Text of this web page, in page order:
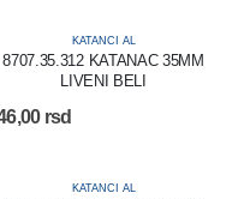
KATANCI AL
8707.35.312 KATANAC 35MM
LIVENI BELI
rsd
KATANCI AL